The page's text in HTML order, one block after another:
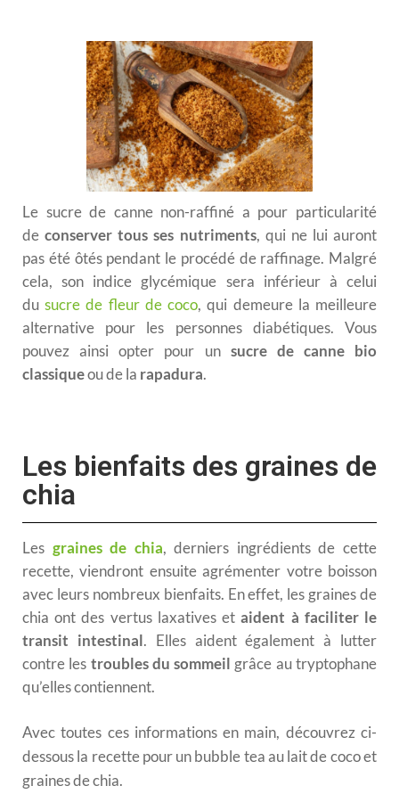
Le sucre de canne non-raffiné a pour particularité
deconserver tous ses nutriments, qui ne lui auront
pas été ôtés pendant le procédé de raffinage. Malgré
cela, son indice glycémique sera inférieur à celui
dusucre de fleur de coco, qui demeure la meilleure
alternative pour les personnes diabétiques. Vous
pouvez ainsi opter pour un sucre de canne bio
classiqueou de la rapadura.
Les bienfaits des graines de
chia
Les graines de chia, derniers ingrédients de cette
recette, viendront ensuite agrémenter votre boisson
avec leurs nombreux bienfaits. En effet, les graines de
chia ont des vertus laxatives etaident à faciliter le
transit intestinal. Elles aident également à lutter
contre les troubles du sommeil grâce au tryptophane
qu’elles contiennent.
Avec toutes ces informations en main, découvrez ci-
dessous la recette pour un bubble tea au lait de coco et
graines de chia.